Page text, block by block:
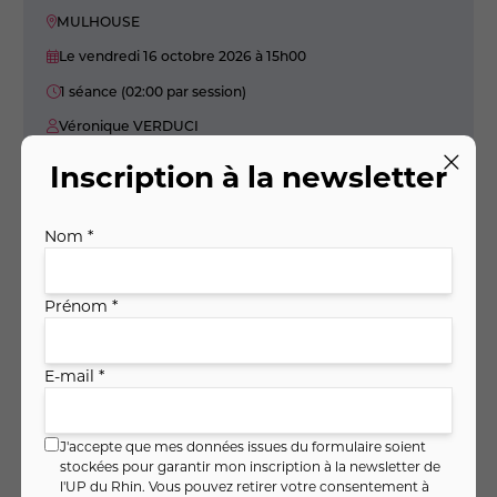
MULHOUSE
Le vendredi 16 octobre 2026 à 15h00
1 séance (02:00 par session)
Véronique VERDUCI
19
Soit9,50€ / heure
Le Chamanisme, une pratique
Inscription à la newsletter
Nom *
Prénom *
E-mail *
J'accepte que mes données issues du formulaire soient
stockées pour garantir mon inscription à la newsletter de
l'UP du Rhin. Vous pouvez retirer votre consentement à